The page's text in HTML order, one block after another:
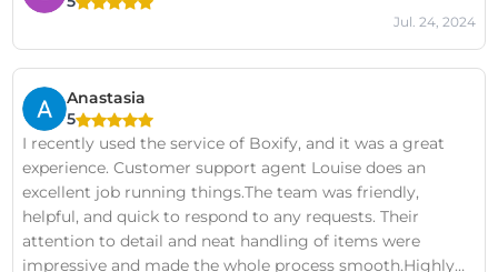
Jul. 24, 2024
Anastasia
5
I recently used the service of Boxify, and it was a great
experience. Customer support agent Louise does an
excellent job running things.The team was friendly,
helpful, and quick to respond to any requests. Their
attention to detail and neat handling of items were
impressive and made the whole process smooth.Highly